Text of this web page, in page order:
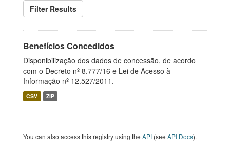
Filter Results
Benefícios Concedidos
Disponibilização dos dados de concessão, de acordo
com o Decreto nº 8.777/16 e Lei de Acesso à
Informação nº 12.527/2011.
CSV ZIP
You can also access this registry using the API (see API Docs).